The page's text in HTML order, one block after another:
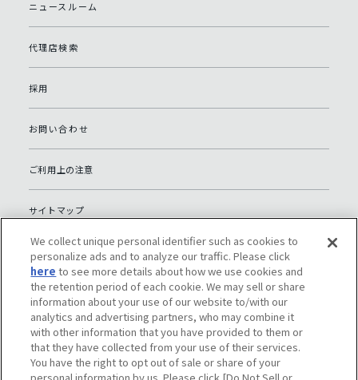
ニュースルーム
代理店検索
採用
お問い合わせ
ご利用上の注意
サイトマップ
グローバルプライバシーポリシー
個人情報保護への取り組み（日本）
ソーシャルメディアポリシー
Do Not Sell or Share My Personal Information
We collect unique personal identifier such as cookies to
personalize ads and to analyze our traffic. Please click
here to see more details about how we use cookies and
the retention period of each cookie. We may sell or share
information about your use of our website to/with our
analytics and advertising partners, who may combine it
with other information that you have provided to them or
that they have collected from your use of their services.
You have the right to opt out of sale or share of your